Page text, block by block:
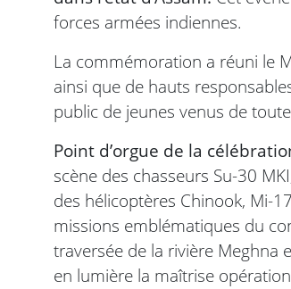
forces armées indiennes.
La commémoration a réuni le
ainsi que de hauts
public de jeunes venus de
Point d’orgue de la
scène des chasseurs Su-30
des hélicoptères Chinook, Mi-
missions emblématiques du
traversée de la rivière Meghna
en lumière la maîtrise